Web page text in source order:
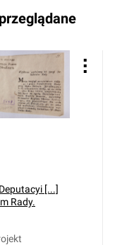
[...]
Rady.